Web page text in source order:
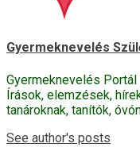
Gyermeknevelés
Gyermeknevelés Portál
Írások, elemzések,
tanároknak, tanítók,
See author's posts